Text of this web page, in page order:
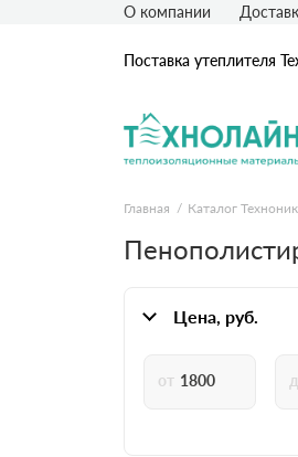
Поставка утеплителя
О компании
Главная Каталог
Цена, руб.